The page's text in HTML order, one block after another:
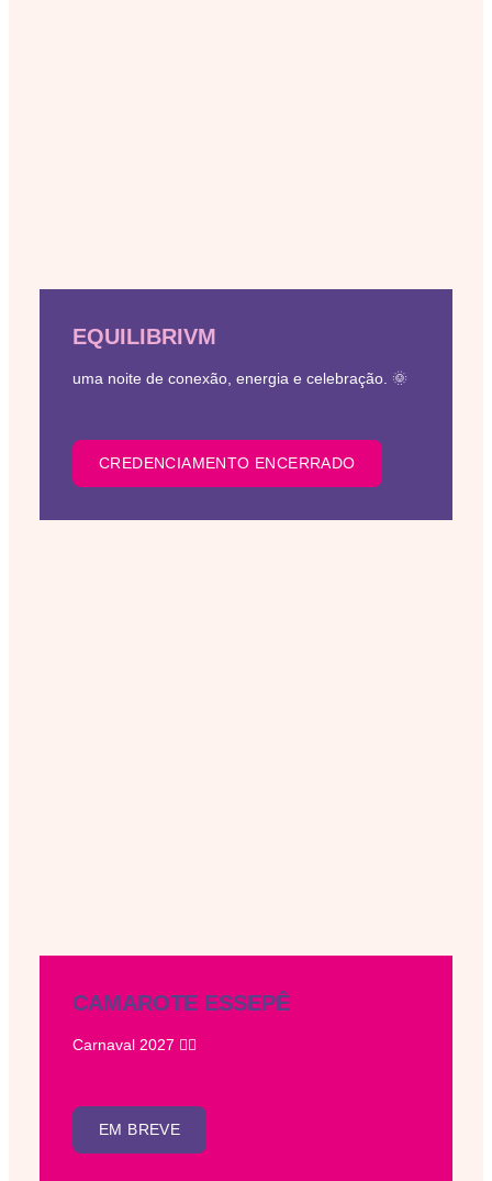
EQUILIBRIVM
uma noite de conexão, energia e celebração. 🌞
CREDENCIAMENTO ENCERRADO
CAMAROTE ESSEPÊ
Carnaval 2027 ❤️‍🔥
EM BREVE